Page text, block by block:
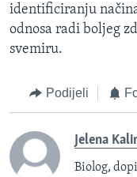
identificiranju
odnosa radi boljeg
svemiru.
Podijeli
Jelena
Biolog,